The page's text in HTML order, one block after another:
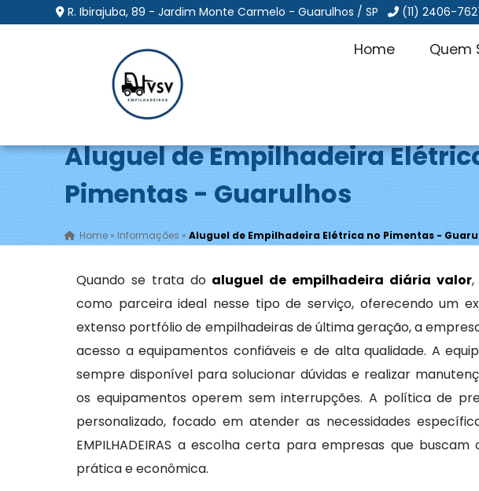
R. Ibirajuba, 89 - Jardim Monte Carmelo - Guarulhos / SP (11) 2406-
Home Quem
Aluguel de Empilhadeira
Pimentas - Guarulhos
Home »Informações »Aluguel de Empilhadeira Elétrica no Pimentas -
Quando se trata do aluguel de empilhadeira diária valor,
como parceira ideal nesse tipo de serviço, oferecendo um
extenso portfólio de empilhadeiras de última geração, a
acesso a equipamentos confiáveis e de alta qualidade. A
sempre disponível para solucionar dúvidas e realizar
os equipamentos operem sem interrupções. A política de
personalizado, focado em atender as necessidades
EMPILHADEIRAS a escolha certa para empresas que
prática e econômica.